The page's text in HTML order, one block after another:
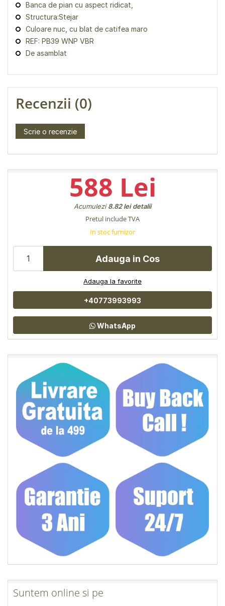
Banca de pian cu aspect ridicat,
Structura:Stejar
Culoare nuc, cu blat de catifea maro
REF: PB39 WNP VBR
De asamblat
Recenzii (0)
Scrie o recenzie
588 Lei
Acumulezi8.82 lei detalii
Pretul include TVA
In stoc furnizor
Adauga in Cos
Adauga la favorite
+40773993993
WhatsApp
Suntem online si pe